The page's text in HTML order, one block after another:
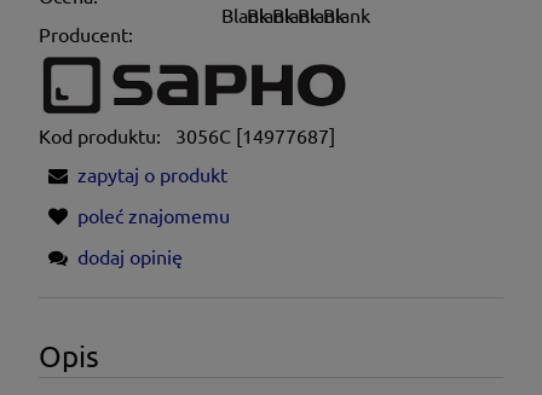
Producent:
Kod produktu:
3056C [14977687]
zapytaj o produkt
poleć znajomemu
dodaj opinię
Opis